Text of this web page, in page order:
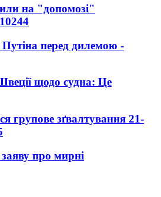
на "допомозі"
10244
перед дилемою -
щодо судна: Це
групове зґвалтування 21-
про мирні